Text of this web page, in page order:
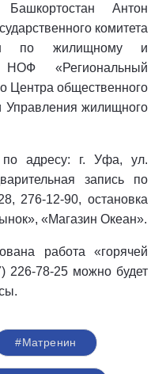
Антон
комитета
по жилищному и
НОФ «Региональный
Центра общественного
жилищного
по адресу: г. Уфа, ул.
запись по
276-12-90, остановка
«Магазин Океан».
работа «горячей
226-78-25 можно будет
#Матренин